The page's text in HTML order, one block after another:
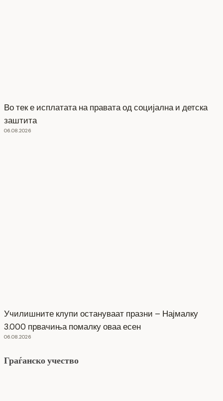
Во тек е исплатата на правата од социјална и детска
заштита
06.08.2026
Училишните клупи остануваат празни – Најмалку
3.000 првачиња помалку оваа есен
06.08.2026
Граѓанско учество